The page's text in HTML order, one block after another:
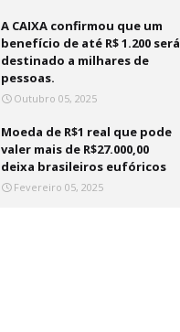
A CAIXA confirmou que um
benefício de até R$ 1.200 será
destinado a milhares de
pessoas.
Outubro 05, 2025
Moeda de R$1 real que pode
valer mais de R$27.000,00
deixa brasileiros eufóricos
Fevereiro 05, 2025